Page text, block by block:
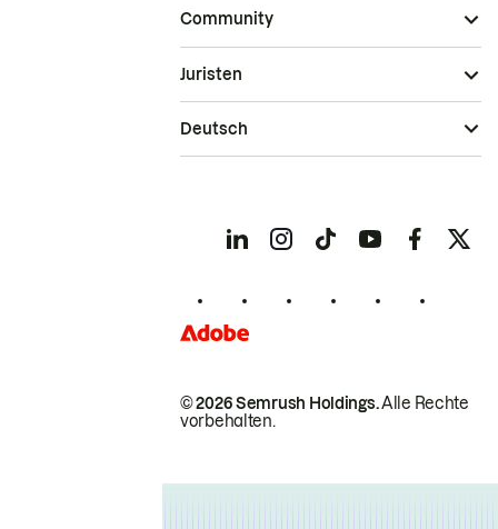
Community
© 2026 Semrush Holdings.Alle Rechte
vorbehalten.
Juristen
Deutsch